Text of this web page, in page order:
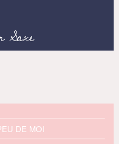
Saxe
DE MOI